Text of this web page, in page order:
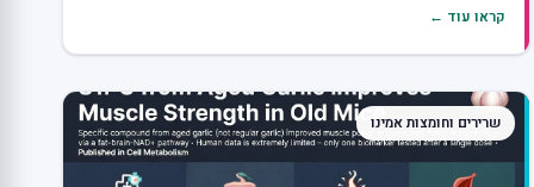
קראו עוד ←
שרירים וחומצות אמינו